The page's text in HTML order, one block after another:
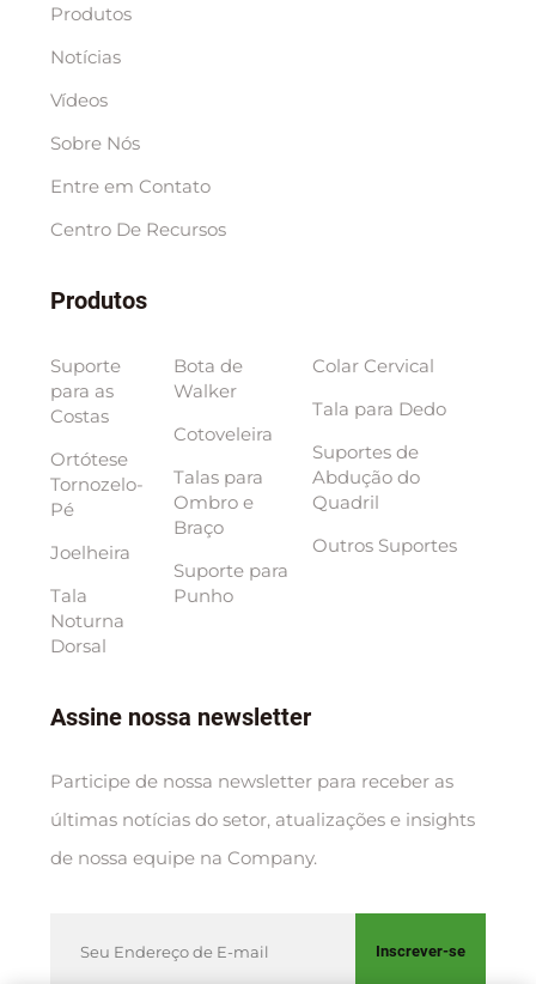
Produtos
Notícias
Vídeos
Sobre Nós
Entre em Contato
Centro De Recursos
Produtos
Suporte
para as
Costas
Ortótese
Tornozelo-
Pé
Joelheira
Tala
Noturna
Dorsal
Bota de
Walker
Cotoveleira
Talas para
Ombro e
Braço
Suporte para
Punho
Colar Cervical
Tala para Dedo
Suportes de
Abdução do
Quadril
Outros Suportes
Assine nossa newsletter
Participe de nossa newsletter para receber as
últimas notícias do setor, atualizações e insights
de nossa equipe na Company.
Inscrever-se